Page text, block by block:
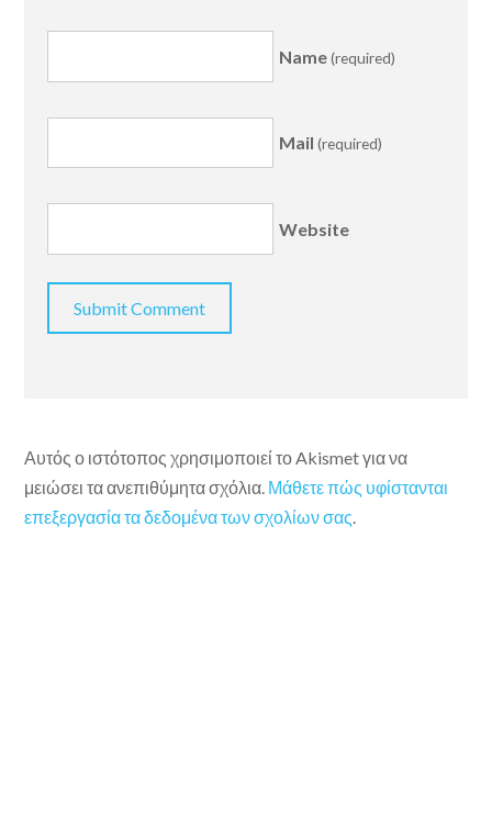
Name(required)
Mail (required)
Website
Αυτός ο ιστότοπος χρησιμοποιεί το Akismet για να
μειώσει τα ανεπιθύμητα σχόλια. Μάθετε πώς υφίστανται
επεξεργασία τα δεδομένα των σχολίων σας.